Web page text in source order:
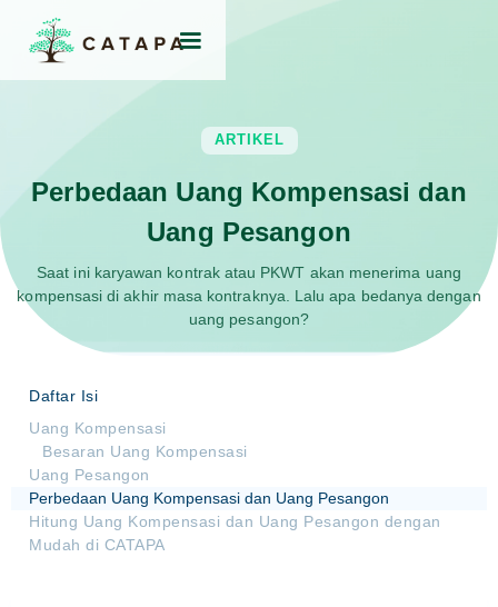
ARTIKEL
Perbedaan Uang Kompensasi dan
Uang Pesangon
Saat ini karyawan kontrak atau PKWT akan menerima uang
kompensasi di akhir masa kontraknya. Lalu apa bedanya dengan
uang pesangon?
Daftar Isi
Uang Kompensasi
Besaran Uang Kompensasi
Uang Pesangon
Perbedaan Uang Kompensasi dan Uang Pesangon
Hitung Uang Kompensasi dan Uang Pesangon dengan
Mudah di CATAPA